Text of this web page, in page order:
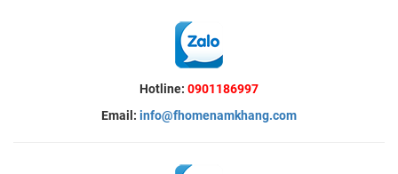
Hotline: 0901186997
Email: info@fhomenamkhang.com